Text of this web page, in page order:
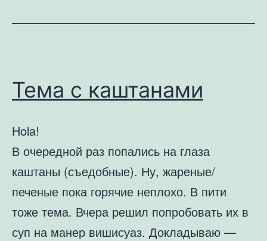
пюре
Тема с каштанами
Hola!
В очередной раз попались на глаза
каштаны (съедобные). Ну, жареные/
печеные пока горячие неплохо. В пити
тоже тема. Вчера решил попробовать их в
суп на манер вишисуаз. Докладываю —